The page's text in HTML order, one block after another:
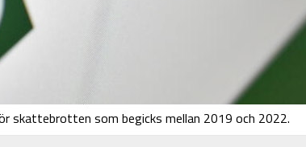
skattebrotten som begicks mellan 2019 och 2022.